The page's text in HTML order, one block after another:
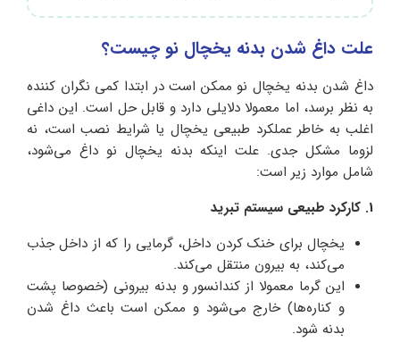
علت داغ شدن بدنه یخچال نو چیست؟
داغ شدن بدنه یخچال نو ممکن است در ابتدا کمی نگران‌ کننده
به نظر برسد، اما معمولا دلایلی دارد و قابل حل است. این داغی
اغلب به خاطر عملکرد طبیعی یخچال یا شرایط نصب است، نه
لزوما مشکل جدی. علت اینکه بدنه یخچال نو داغ می‌شود،
شامل موارد زیر است:
1. کارکرد طبیعی سیستم تبرید
یخچال برای خنک کردن داخل، گرمایی را که از داخل جذب
می‌کند، به بیرون منتقل می‌کند.
این گرما معمولا از کندانسور و بدنه بیرونی (خصوصا پشت
و کناره‌ها) خارج می‌شود و ممکن است باعث داغ شدن
بدنه شود.